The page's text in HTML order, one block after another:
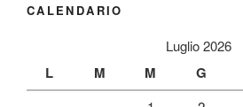
CALENDARIO
Luglio 2026
L M M G